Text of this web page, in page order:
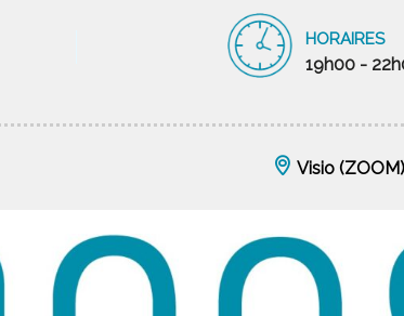
HORAIRES
19h00 -
Visio